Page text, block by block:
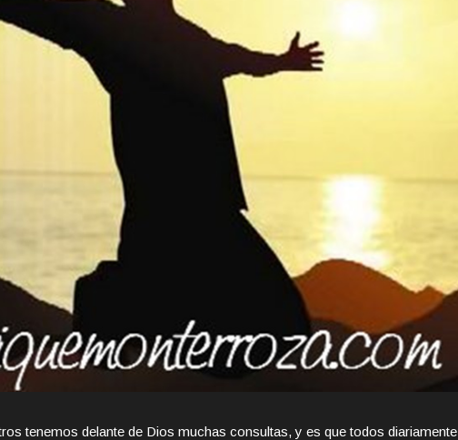
tenemos delante de Dios muchas consultas, y es que todos diariamente